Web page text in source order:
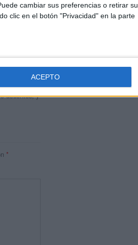
cambiar sus preferencias o retirar su
clic en el botón "Privacidad" en la parte
ACEPTO
y
docentes, y
*